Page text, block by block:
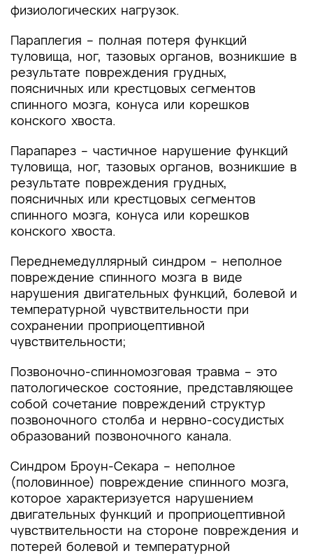
физиологических нагрузок.
Параплегия – полная потеря функций
туловища, ног, тазовых органов, возникшие в
результате повреждения грудных,
поясничных или крестцовых сегментов
спинного мозга, конуса или корешков
конского хвоста.
Парапарез – частичное нарушение функций
туловища, ног, тазовых органов, возникшие в
результате повреждения грудных,
поясничных или крестцовых сегментов
спинного мозга, конуса или корешков
конского хвоста.
Переднемедуллярный синдром – неполное
повреждение спинного мозга в виде
нарушения двигательных функций, болевой и
температурной чувствительности при
сохранении проприоцептивной
чувствительности;
Позвоночно-спинномозговая травма – это
патологическое состояние, представляющее
собой сочетание повреждений структур
позвоночного столба и нервно-сосудистых
образований позвоночного канала.
Синдром Броун-Секара – неполное
(половинное) повреждение спинного мозга,
которое характеризуется нарушением
двигательных функций и проприоцептивной
чувствительности на стороне повреждения и
потерей болевой и температурной